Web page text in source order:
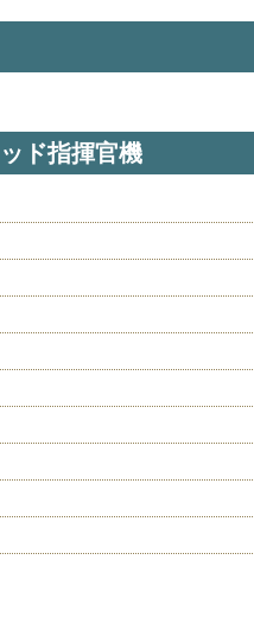
ド指揮官機